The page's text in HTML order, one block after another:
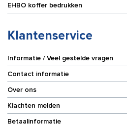
EHBO koffer bedrukken
Klantenservice
Informatie / Veel gestelde vragen
Contact informatie
Over ons
Klachten melden
Betaalinformatie